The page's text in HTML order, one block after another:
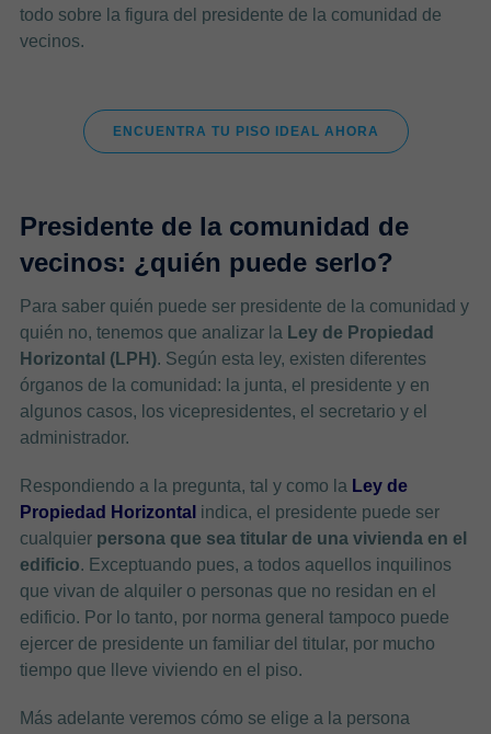
todo sobre la figura del presidente de la comunidad de
vecinos.
ENCUENTRA TU PISO IDEAL AHORA
Presidente de la comunidad de
vecinos: ¿quién puede serlo?
Para saber quién puede ser presidente de la comunidad y
quién no, tenemos que analizar la Ley de Propiedad
Horizontal (LPH). Según esta ley, existen diferentes
órganos de la comunidad: la junta, el presidente y en
algunos casos, los vicepresidentes, el secretario y el
administrador.
Respondiendo a la pregunta, tal y como la Ley de
Propiedad Horizontal indica, el presidente puede ser
cualquier persona que sea titular de una vivienda en el
edificio. Exceptuando pues, a todos aquellos inquilinos
que vivan de alquiler o personas que no residan en el
edificio. Por lo tanto, por norma general tampoco puede
ejercer de presidente un familiar del titular, por mucho
tiempo que lleve viviendo en el piso.
Más adelante veremos cómo se elige a la persona